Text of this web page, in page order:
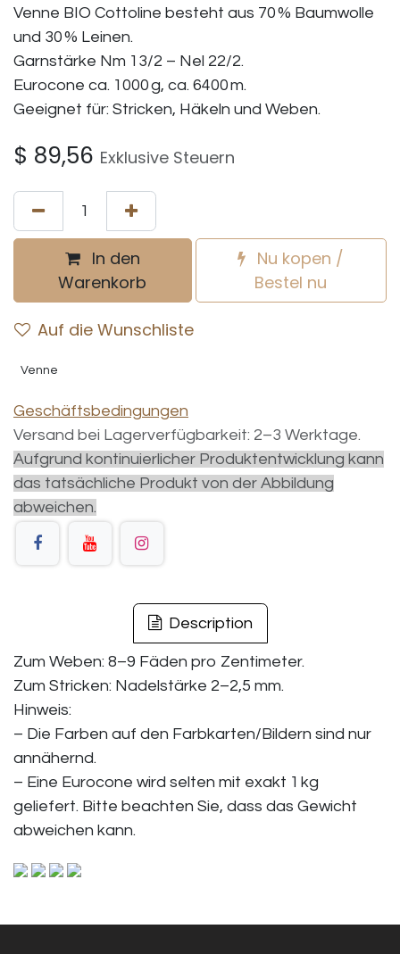
Venne BIO Cottoline besteht aus 70 % Baumwolle
und 30 % Leinen.
Garnstärke Nm 13/2 – Nel 22/2.
Eurocone ca. 1000 g, ca. 6400 m.
Geeignet für: Stricken, Häkeln und Weben.
$ 89,56 Exklusive Steuern
In den
Warenkorb
Nu kopen /
Bestel nu
Auf die Wunschliste
Venne
Geschäftsbedingungen
Versand bei Lagerverfügbarkeit: 2–3 Werktage.
Aufgrund kontinuierlicher Produktentwicklung kann
das tatsächliche Produkt von der Abbildung
abweichen.
Description
Zum Weben: 8–9 Fäden pro Zentimeter.
Zum Stricken: Nadelstärke 2–2,5 mm.
Hinweis:
– Die Farben auf den Farbkarten/Bildern sind nur
annähernd.
– Eine Eurocone wird selten mit exakt 1 kg
geliefert. Bitte beachten Sie, dass das Gewicht
abweichen kann.